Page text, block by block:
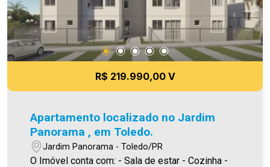
R$ 219.990,00 V
Apartamento localizado no Jardim
Panorama , em Toledo.
Jardim Panorama - Toledo/PR
O Imóvel conta com: - Sala de estar - Cozinha -